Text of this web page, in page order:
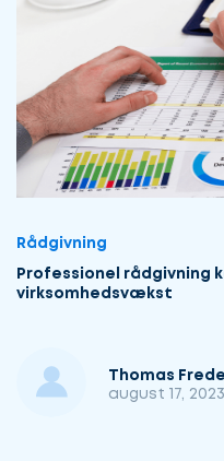
Rådgivning
Professionel rådgivning
virksomhedsvækst
Thomas
august 17, 2023